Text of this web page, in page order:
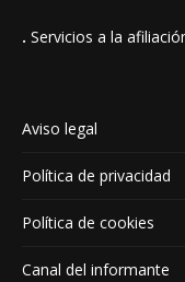
. Servicios a la
Aviso legal
Política de privacidad
Política de cookies
Canal del informante